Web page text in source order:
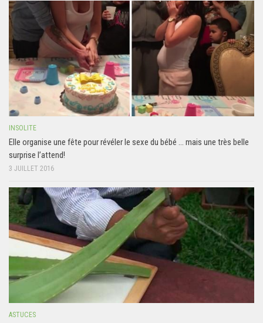
INSOLITE
Elle organise une fête pour révéler le sexe du bébé … mais une très belle
surprise l’attend!
3 JUILLET 2016
ASTUCES